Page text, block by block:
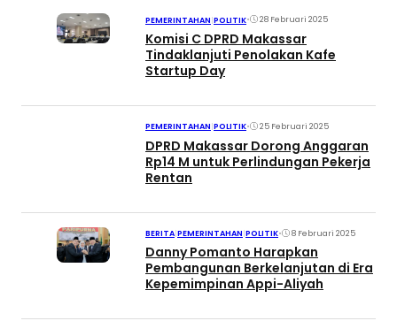
PEMERINTAHAN|POLITIK• 28 Februari 2025
Komisi C DPRD Makassar
Tindaklanjuti Penolakan Kafe
Startup Day
PEMERINTAHAN POLITIK• 25 Februari 2025
DPRD Makassar Dorong Anggaran
Rp14 M untuk Perlindungan Pekerja
Rentan
BERITA|PEMERINTAHAN|POLITIK• 8 Februari 2025
Danny Pomanto Harapkan
Pembangunan Berkelanjutan di Era
Kepemimpinan Appi-Aliyah